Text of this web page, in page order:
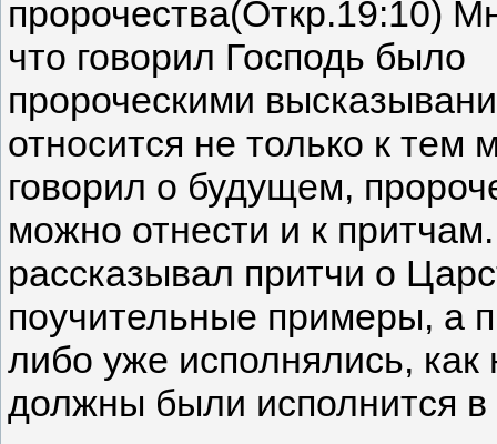
пророчества(Откр.19:10)
что говорил Господь было
пророческими
относится не только к
говорил о будущем,
можно отнести и к
рассказывал притчи о
поучительные примеры, а
либо уже исполнялись,
должны были исполнится